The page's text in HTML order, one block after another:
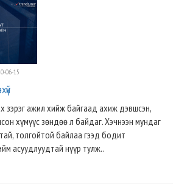
06-15
зэрэг ажил хийж байгаад ахиж дэвшсэн,
хүмүүс зөндөө л байдаг. Хэчнээн мундаг
толгойтой байлаа гээд бодит
асуудлуудтай нүүр тулж..